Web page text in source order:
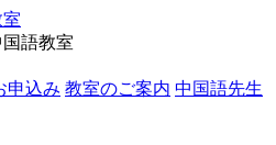
語教室
申込み 教室のご案内 中国語先生